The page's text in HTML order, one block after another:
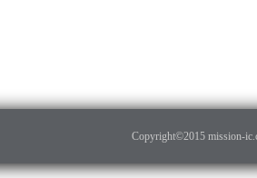
Copyright©2015 mission-